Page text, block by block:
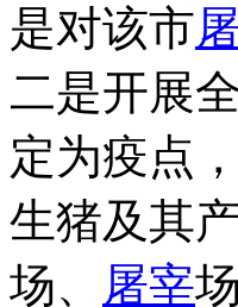
是对该市
二是开展
定为疫点
生猪及其
场、
屠宰